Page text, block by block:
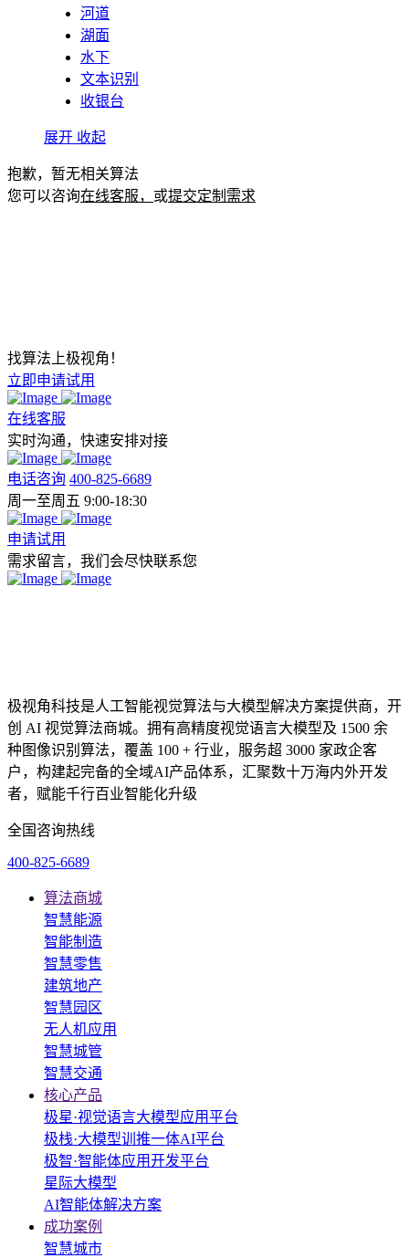
河道
湖面
水下
文本识别
收银台
展开 收起
抱歉，暂无相关算法
您可以咨询在线客服， 或提交定制需求
找算法上极视角！
立即申请试用
在线客服
实时沟通，快速安排对接
电话咨询 400-825-6689
周一至周五 9:00-18:30
申请试用
需求留言，我们会尽快联系您
极视角科技是人工智能视觉算法与大模型解决方案提供商，开
创 AI 视觉算法商城。拥有高精度视觉语言大模型及 1500 余
种图像识别算法，覆盖 100 + 行业，服务超 3000 家政企客
户，构建起完备的全域AI产品体系，汇聚数十万海内外开发
者，赋能千行百业智能化升级
全国咨询热线
400-825-6689
算法商城
智慧能源
智能制造
智慧零售
建筑地产
智慧园区
无人机应用
智慧城管
智慧交通
核心产品
极星·视觉语言大模型应用平台
极栈·大模型训推一体AI平台
极智·智能体应用开发平台
星际大模型
AI智能体解决方案
成功案例
智慧城市